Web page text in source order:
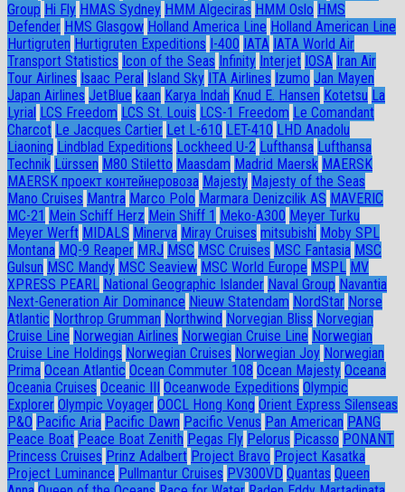
Group Hi Fly HMAS Sydney HMM Algeciras HMM Oslo HMS
Defender HMS Glasgow Holland America Line Holland American Line
Hurtigruten Hurtigruten Expeditions I-400 IATA IATA World Air
Transport Statistics Icon of the Seas Infinity Interjet IOSA Iran Air
Tour Airlines Isaac Peral Island Sky ITA Airlines Izumo Jan Mayen
Japan Airlines JetBlue kaan Karya Indah Knud E. Hansen Kotetsu La
Lyrial LCS Freedom LCS St. Louis LCS-1 Freedom Le Comandant
Charcot Le Jacques Cartier Let L-610 LET-410 LHD Anadolu
Liaoning Lindblad Expeditions Lockheed U-2 Lufthansa Lufthansa
Technik Lürssen M80 Stiletto Maasdam Madrid Maersk MAERSK
MAERSK проект контейнеровоза Majesty Majesty of the Seas
Mano Cruises Mantra Marco Polo Marmara Denizcilik AS MAVERIC
MC-21 Mein Schiff Herz Mein Shiff 1 Meko-A300 Meyer Turku
Meyer Werft MIDALS Minerva Miray Cruises mitsubishi Moby SPL
Montana MQ-9 Reaper MRJ MSC MSC Cruises MSC Fantasia MSC
Gulsun MSC Mandy MSC Seaview MSC World Europe MSPL MV
XPRESS PEARL National Geographic Islander Naval Group Navantia
Next-Generation Air Dominance Nieuw Statendam NordStar Norse
Atlantic Northrop Grumman Northwind Norvegian Bliss Norvegian
Cruise Line Norwegian Airlines Norwegian Cruise Line Norwegian
Cruise Line Holdings Norwegian Cruises Norwegian Joy Norwegian
Prima Ocean Atlantic Ocean Commuter 108 Ocean Majesty Oceana
Oceania Cruises Oceanic III Oceanwode Expeditions Olympic
Explorer Olympic Voyager OOCL Hong Kong Orient Express Silenseas
P&O Pacific Aria Pacific Dawn Pacific Venus Pan American PANG
Peace Boat Peace Boat Zenith Pegas Fly Pelorus Picasso PONANT
Princess Cruises Prinz Adalbert Project Bravo Project Kasatka
Project Luminance Pullmantur Cruises PV300VD Quantas Queen